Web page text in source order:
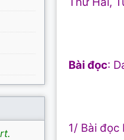
Bài đọc:
1/ Bài đọc